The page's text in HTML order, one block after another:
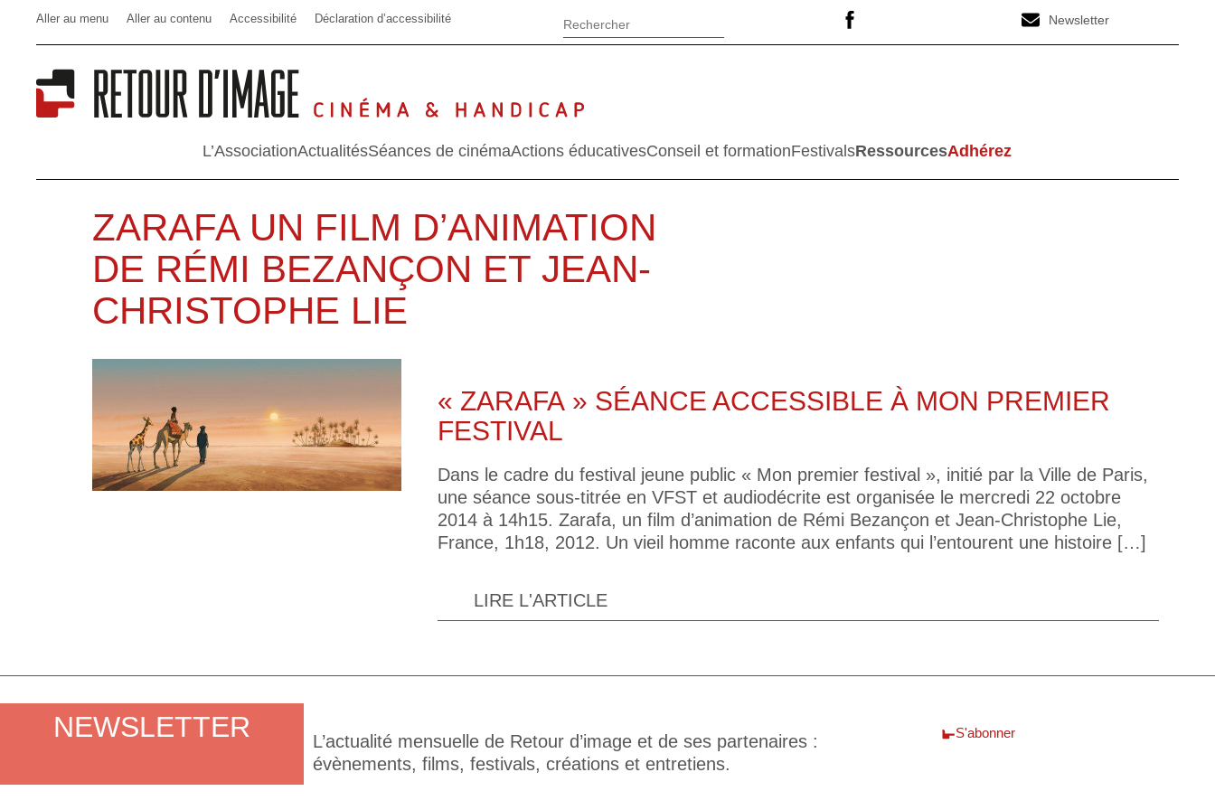
Aller au menu Aller au contenu Accessibilité Déclaration d’accessibilité Newsletter
L’AssociationActualitésSéances de cinémaActions éducativesConseil et formationFestivalsRessourcesAdhérez
ZARAFA UN FILM D’ANIMATION
DE RÉMI BEZANÇON ET JEAN-
CHRISTOPHE LIE
« ZARAFA » SÉANCE ACCESSIBLE À MON PREMIER
FESTIVAL
Dans le cadre du festival jeune public « Mon premier festival », initié par la Ville de Paris,
une séance sous-titrée en VFST et audiodécrite est organisée le mercredi 22 octobre
2014 à 14h15. Zarafa, un film d’animation de Rémi Bezançon et Jean-Christophe Lie,
France, 1h18, 2012. Un vieil homme raconte aux enfants qui l’entourent une histoire […]
LIRE L'ARTICLE
NEWSLETTER
L’actualité mensuelle de Retour d’image et de ses partenaires :
évènements, films, festivals, créations et entretiens.
S'abonner